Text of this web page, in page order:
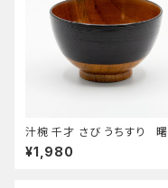
汁椀 千才 さび うちすり 曙
¥1,980